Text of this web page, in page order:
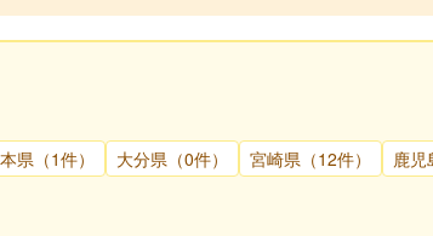
県（1件） 大分県（0件） 宮崎県（12件）
鹿児